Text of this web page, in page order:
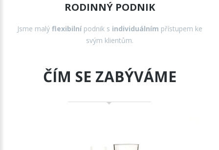
RODINNÝ PODNIK
Jsme malý flexibilnípodnik s individuálním přístupem ke
svým klientům.
ČÍM SE ZABÝVÁME